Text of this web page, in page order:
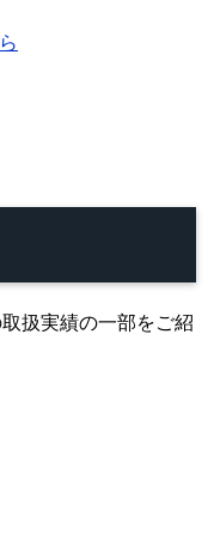
扱実績の一部をご紹